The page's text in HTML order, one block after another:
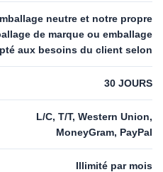
neutre et notre propre
de marque ou emballage
aux besoins du client selon
30 JOURS
L/C, T/T, Western Union,
MoneyGram, PayPal
Illimité par mois